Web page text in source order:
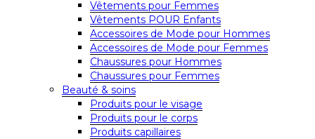
Vêtements pour Femmes
Vêtements POUR Enfants
Accessoires de Mode pour Hommes
Accessoires de Mode pour Femmes
Chaussures pour Hommes
Chaussures pour Femmes
Beauté & soins
Produits pour le visage
Produits pour le corps
Produits capillaires